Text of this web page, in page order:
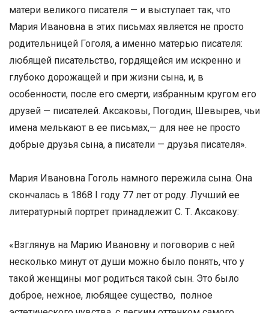
матери великого писателя — и выступает так, что
Мария Ивановна в этих письмах является не просто
родительницей Гоголя, а именно матерью писателя:
любящей писательство, гордящейся им искренно и
глубоко дорожащей и при жизни сына, и, в
особенности, после его смерти, избранным кругом его
друзей — писателей. Аксаковы, Погодин, Шевырев, чьи
имена мелькают в ее письмах,— для нее не просто
добрые друзья сына, а писатели — друзья писателя».
Мария Ивановна Гоголь намного пережила сына. Она
скончалась в 1868 I году 77 лет от роду. Лучший ее
литературный портрет принадлежит С. Т. Аксакову:
«Взглянув на Марию Ивановну и поговорив с ней
несколько минут от души можно было понять, что у
такой женщины мог родиться такой сын. Это было
доброе, нежное, любящее существо, полное